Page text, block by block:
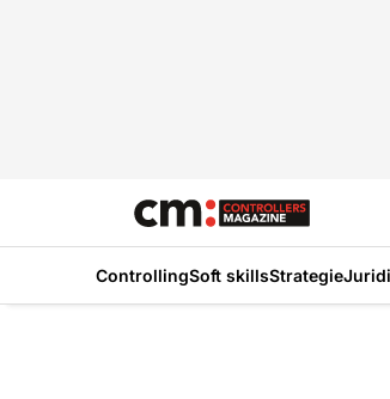
ControllingSoft skillsStrategie